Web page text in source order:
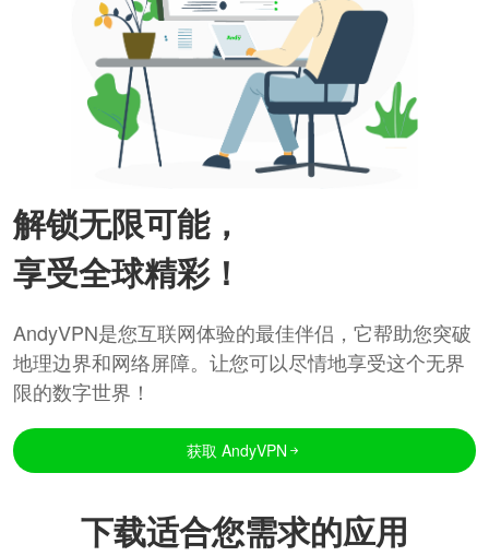
解锁无限可能，
享受全球精彩！
AndyVPN是您互联网体验的最佳伴侣，它帮助您突破
地理边界和网络屏障。让您可以尽情地享受这个无界
限的数字世界！
获取 AndyVPN
下载适合您需求的应用